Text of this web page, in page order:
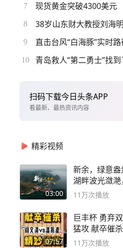
7 现货黄金突破4300美元
8 38岁山东财大教授刘海
9 直击台风“白海豚”实时
10 青岛救人“第二勇士”找到
扫码下载今日头条APP
看最新、最热资讯内容
精彩视频
03:00
新余，绿意
湖畔波光潋滟
深邃……
11万次播放
07:57
巨丰杯 勇弃双马 阎大师底线
猛攻 献卒催杀 潘大师精妙入
局
11万次播放